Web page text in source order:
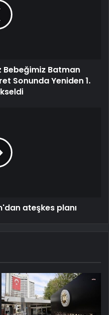
Bebeğimiz Batman
Sonunda Yeniden 1.
ateşkes planı